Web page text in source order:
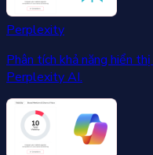
Perplexity
Phân tích khả năng hiển
Perplexity AI.